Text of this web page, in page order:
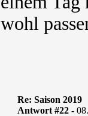
wohl
Re: Saison 2019
Antwort #22 -